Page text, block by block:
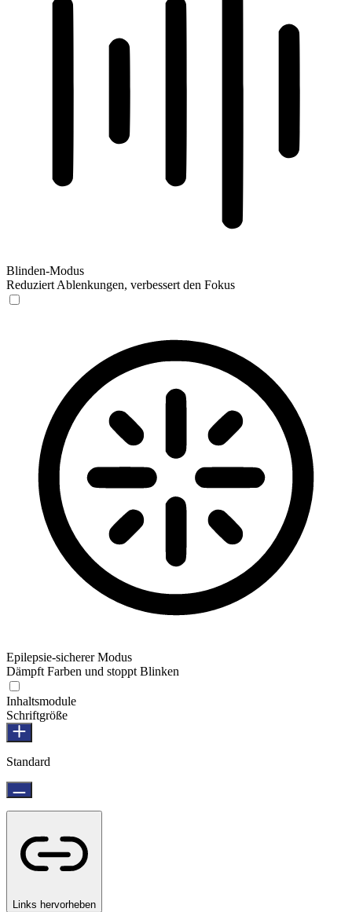
Blinden-Modus
Reduziert Ablenkungen, verbessert den Fokus
Epilepsie-sicherer Modus
Dämpft Farben und stoppt Blinken
Inhaltsmodule
Schriftgröße
Standard
Links hervorheben